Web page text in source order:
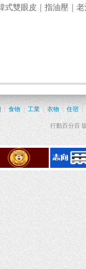
式雙眼皮 指油壓 老
食物 工業 | 衣物 住宿 |
行動百分百